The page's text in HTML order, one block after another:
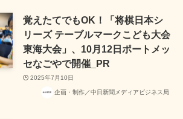
覚えたてでもOK！「将棋日本シ
リーズ テーブルマークこども大会
東海大会」、10月12日ポートメッ
セなごやで開催_PR
2025年7月10日
企画・制作／中日新聞メディアビジネス局